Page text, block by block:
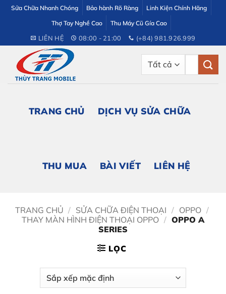
dung
Sửa Chữa Nhanh Chóng Bảo hành Rõ Ràng
Linh Kiện Chính Hãng
Thợ Tay Nghề Cao
Thu Máy Cũ Gía Cao
LIÊN HỆ 08:00 - 21:00 (+84) 981.926.999
TRANG CHỦ DỊCH VỤ SỬA CHỮA
THU MUA BÀI VIẾT LIÊN HỆ
TRANG CHỦ / SỬA CHỮA ĐIỆN THOẠI / OPPO /
THAY MÀN HÌNH ĐIỆN THOẠI OPPO / OPPO A
SERIES
LỌC